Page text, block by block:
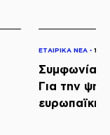
ΕΤΑΙΡΙΚΑ ΝΕΑ ◦
Συμφωνία
Για την